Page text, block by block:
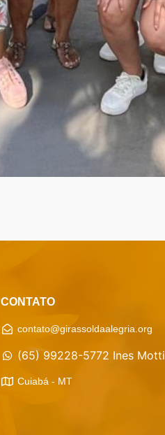
CONTATO
contato@girassoldaalegria.org
(65) 99228-5772 Ines Motti
Cuiabá - MT